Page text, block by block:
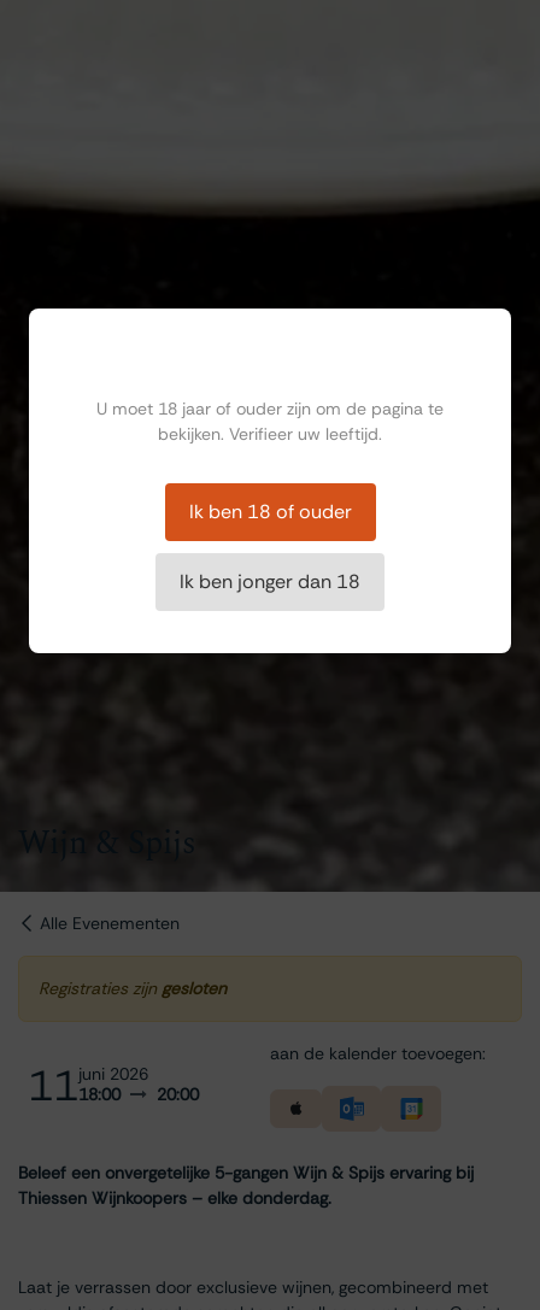
Wijn & Spijs
Alle Evenementen
Registraties zijn gesloten
11juni 2026
18:00
20:00
aan de kalender toevoegen:
Beleef een onvergetelijke 5-gangen Wijn & Spijs ervaring bij
Thiessen Wijnkoopers – elke donderdag.
Laat je verrassen door exclusieve wijnen, gecombineerd met
U moet 18 jaar of ouder zijn om de pagina te
bekijken. Verifieer uw leeftijd.
Ik ben 18 of ouder
Ik ben jonger dan 18